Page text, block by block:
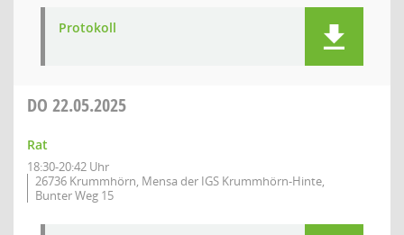
Protokoll
DO 22.05.2025
Rat
18:30-20:42 Uhr
26736 Krummhörn, Mensa der IGS Krummhörn-Hinte,
Bunter Weg 15